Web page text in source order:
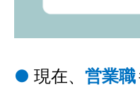
● 現在、 営業職